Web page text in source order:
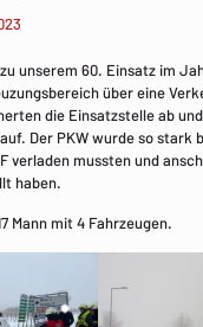
unserem 60. Einsatz im
über eine
die Einsatzstelle ab
Der PKW wurde so stark
verladen mussten und
haben.
Mann mit 4 Fahrzeugen.